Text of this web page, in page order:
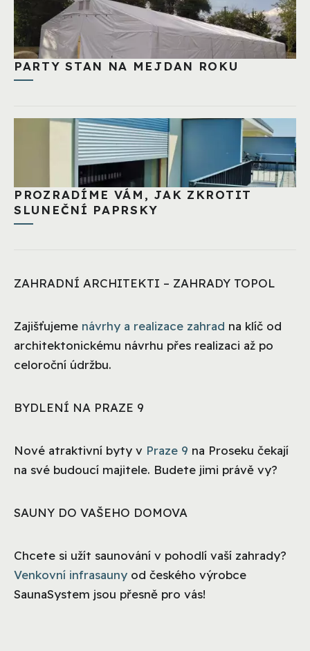
PARTY STAN NA MEJDAN ROKU
PROZRADÍME VÁM, JAK ZKROTIT
SLUNEČNÍ PAPRSKY
ZAHRADNÍ ARCHITEKTI – ZAHRADY TOPOL
Zajišťujeme návrhy a realizace zahrad na klíč od
architektonickému návrhu přes realizaci až po
celoroční údržbu.
BYDLENÍ NA PRAZE 9
Nové atraktivní byty v Praze 9 na Proseku čekají
na své budoucí majitele. Budete jimi právě vy?
SAUNY DO VAŠEHO DOMOVA
Chcete si užít saunování v pohodlí vaší zahrady?
Venkovní infrasauny od českého výrobce
SaunaSystem jsou přesně pro vás!